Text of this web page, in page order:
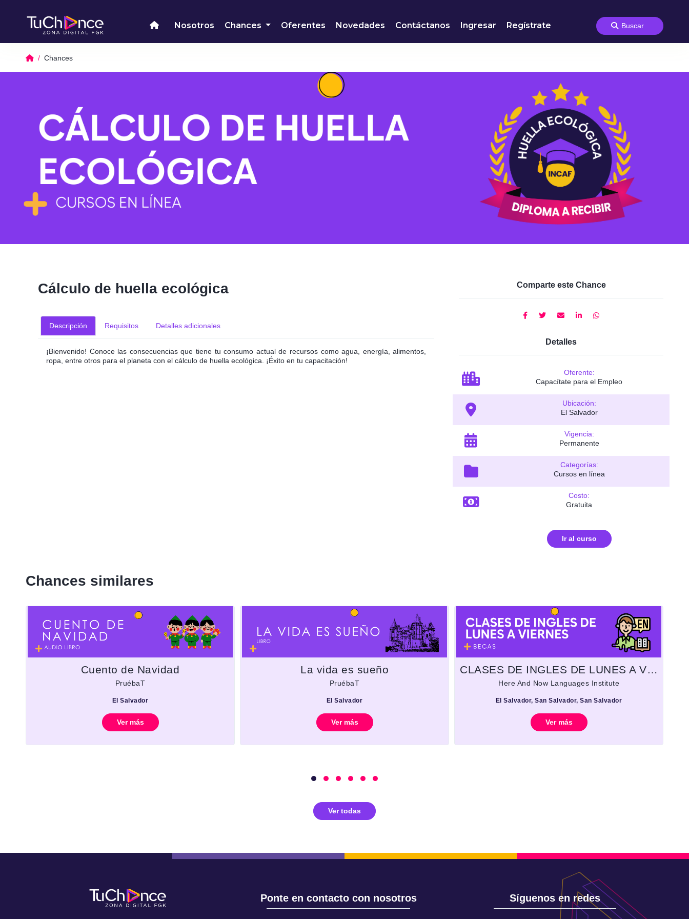
Nosotros Chances Oferentes Novedades Contáctanos Ingresar Regístrate
Chances
Cálculo de huella ecológica
Descripción Requisitos Detalles adicionales
¡Bienvenido! Conoce las consecuencias que tiene tu consumo actual de recursos como agua, energía, alimentos,
ropa, entre otros para el planeta con el cálculo de huella ecológica. ¡Éxito en tu capacitación!
Comparte este Chance
Detalles
Oferente:
Capacítate para el Empleo
Ubicación:
El Salvador
Vigencia:
Permanente
Categorías:
Cursos en línea
Costo:
Gratuita
Ir al curso
Chances similares
Cuento de Navidad
PruébaT
El Salvador
Ver más
La vida es sueño
PruébaT
El Salvador
Ver más
CLASES DE INGLES DE LUNES A VIERNES
Here And Now Languages Institute
El Salvador, San Salvador, San Salvador
Ver más
Ver todas
Ponte en contacto con nosotros Síguenos en redes